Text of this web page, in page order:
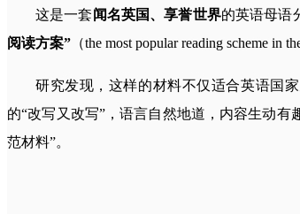
这是一套闻名英国、享誉世界的英语母语
阅读方案” （the most popular reading scheme in
研究发现，这样的材料不仅适合英语国
的“改写又改写”，语言自然地道，内容生动
范材料”。